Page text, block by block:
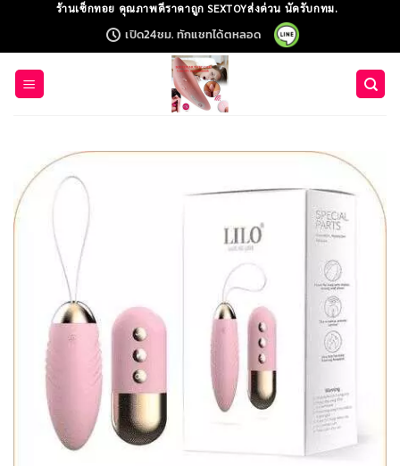
content
ร้านเซ็กทอย คุณภาพดีราคาถูก SEXTOYส่งด่วน นัดรับกทม.
เปิด24ชม. ทักแชทได้ตหลอด